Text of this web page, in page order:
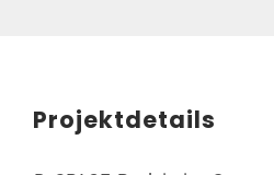
Projektdetails